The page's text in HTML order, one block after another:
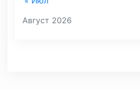
Август 2026